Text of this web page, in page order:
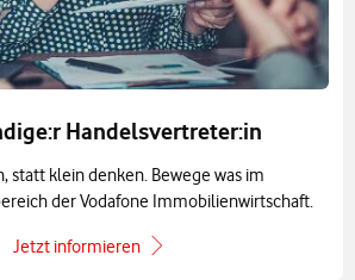
Handelsvertreter:in
statt klein denken. Bewege was im
der Vodafone Immobilienwirtschaft.
Jetzt informieren